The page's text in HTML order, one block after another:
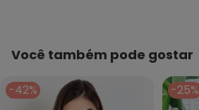
Você também pode gostar
-42% -25%